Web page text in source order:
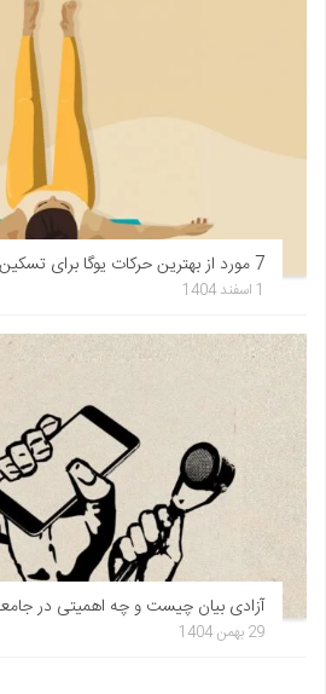
7 مورد از بهترین حرکات یوگا برای تسکین استرس
1 اسفند 1404
آزادی بیان چیست و چه اهمیتی در
29 بهمن 1404